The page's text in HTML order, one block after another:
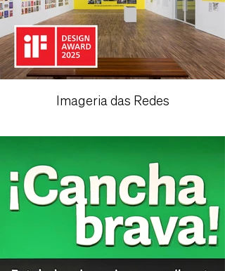
Imageria das Redes